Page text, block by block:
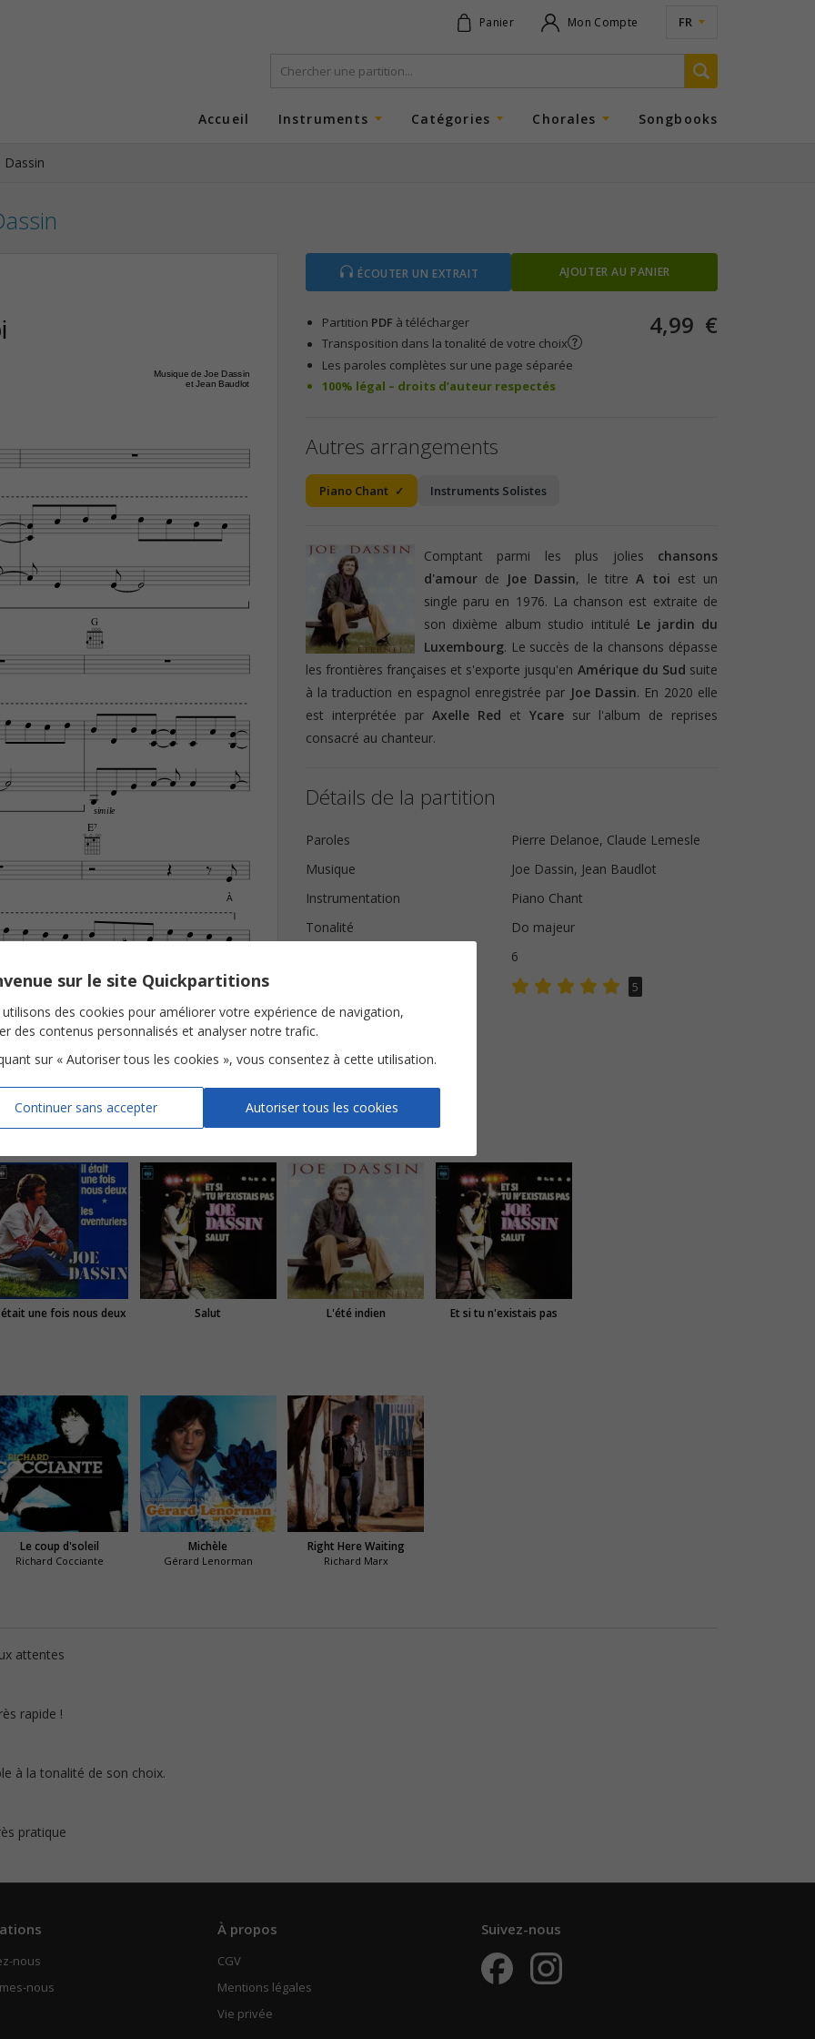
Panier Mon Compte FR
Accueil Instruments Catégories Chorales Songbooks
Dassin
Musique de Joe Dassin
et Jean Baudlot
18
G
E7
À



simile
     


       

  
       
 
   

 
   
      
     
  
   
 
 

ÉCOUTER UN EXTRAIT AJOUTER AU PANIER
Partition PDF à télécharger
Transposition dans la tonalité de votre choix
Les paroles complètes sur une page séparée
100% légal – droits d’auteur respectés
4,99 €
Autres arrangements
Piano Chant Instruments Solistes
Comptant parmi les plus jolies chansons
d'amourde Joe Dassin, le titre A toi est un
single paru en 1976. La chanson est extraite de
son dixième album studio intitulé Le jardin du
Luxembourg. Le succès de la chansons dépasse
les frontières françaises et s'exporte jusqu'en Amérique du Sud suite
à la traduction en espagnol enregistrée par Joe Dassin. En 2020 elle
est interprétée par Axelle Red et Ycaresur l'album de reprises
consacré au chanteur.
Détails de la partition
Paroles
Pierre Delanoe, Claude Lemesle
Musique
Joe Dassin, Jean Baudlot
Instrumentation
Piano Chant
Tonalité
Do majeur
6
5
une fois nous deux Salut L'été indien Et si tu n'existais pas
Le coup d'soleil
Richard Cocciante
Michèle
Gérard Lenorman
Right Here Waiting
Richard Marx
attentes
rapide !
à la tonalité de son choix.
pratique
nous
nous
À propos
CGV
Mentions légales
Vie privée
Suivez-nous
sur le site Quickpartitions
des cookies pour améliorer votre expérience de navigation,
des contenus personnalisés et analyser notre trafic.
sur « Autoriser tous les cookies », vous consentez à cette utilisation.
Continuer sans accepter Autoriser tous les cookies